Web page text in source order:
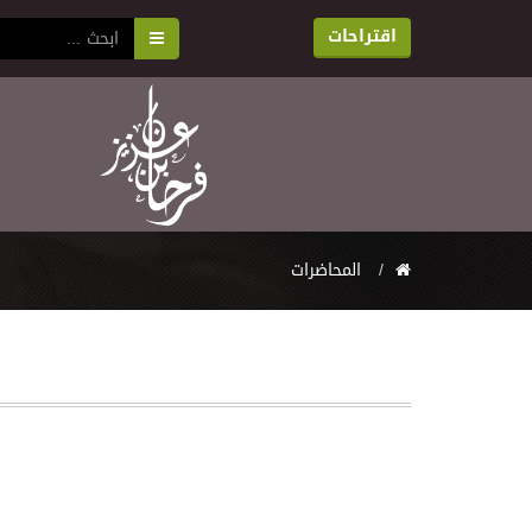
اقتراحات
المحاضرات